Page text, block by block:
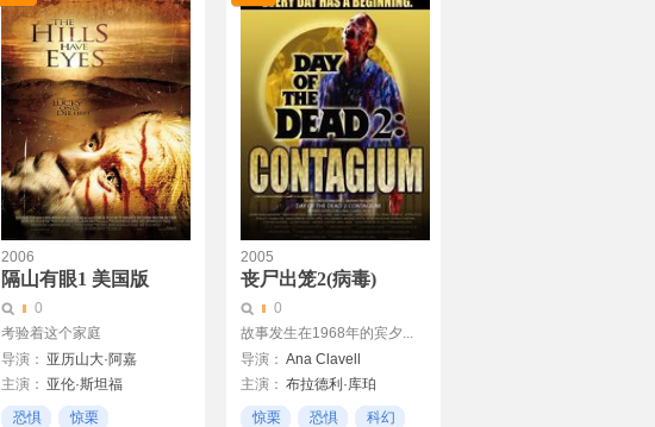
2006
隔山有眼1 美国版
0
考验着这个家庭
导演： 亚历山大·阿嘉
主演： 亚伦·斯坦福
凯瑟琳·奎南
凡妮莎·肖
恐惧
惊栗
2005
丧尸出笼2(病毒)
0
故事发生在1968年的宾夕...
导演： Ana Clavell
主演： 布拉德利·库珀
约瑟夫·马里诺
惊栗 恐惧
科幻